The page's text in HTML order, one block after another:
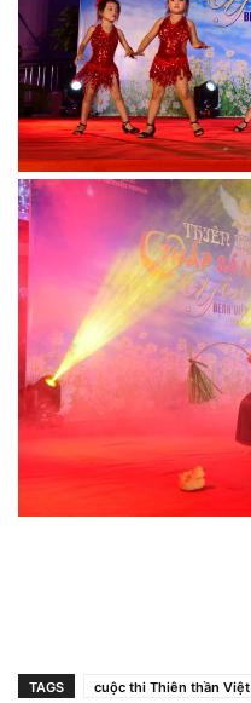
TAGS
cuộc thi Thiên thần Việt